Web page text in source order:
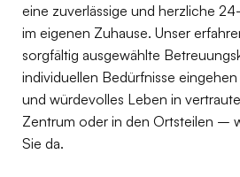
eine zuverlässige und herzliche
im eigenen Zuhause. Unser
sorgfältig ausgewählte
individuellen Bedürfnisse
und würdevolles Leben in
Zentrum oder in den Ortsteilen –
Sie da.